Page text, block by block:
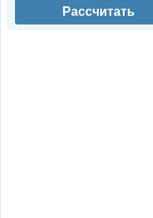
Рассчитать